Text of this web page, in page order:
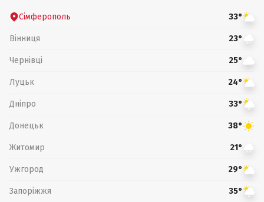
Сімферополь 33°
Вінниця 23°
Чернівці 25°
Луцьк 24°
Дніпро 33°
Донецьк 38°
Житомир 21°
Ужгород 29°
Запоріжжя 35°